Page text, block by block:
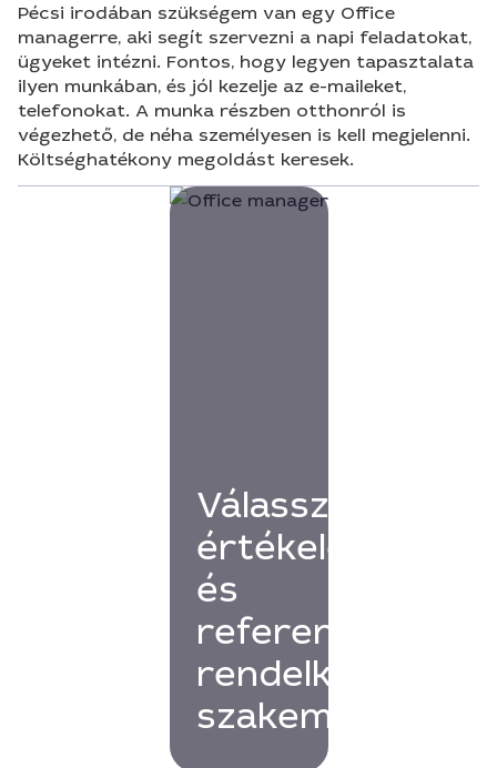
Pécsi irodában szükségem van egy Office
managerre, aki segít szervezni a napi feladatokat,
ügyeket intézni. Fontos, hogy legyen tapasztalata
ilyen munkában, és jól kezelje az e-maileket,
telefonokat. A munka részben otthonról is
végezhető, de néha személyesen is kell megjelenni.
Költséghatékony megoldást keresek.
Válassz
értékelésekkel
és
referenciákkal
rendelkező
szakembert!